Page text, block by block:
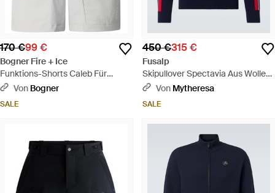
170 €99 €
Bogner Fire + Ice
Funktions-Shorts Caleb Für
Herren - Grau
Von Bogner
SALE
450 €315 €
Fusalp
Skipullover Spectavia Aus Wolle
Und Kaschmir - Blau
Von Mytheresa
SALE